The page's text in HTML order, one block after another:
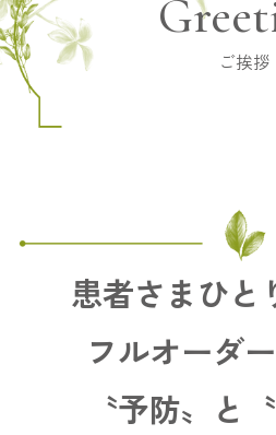
ご挨拶
患者さまひと
フルオーダ
〝予防〟と